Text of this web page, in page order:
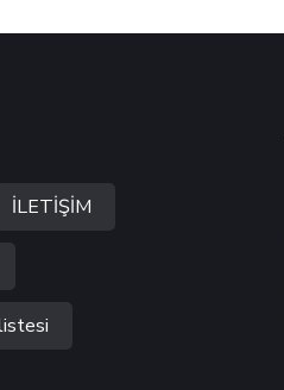
İLETİŞİM